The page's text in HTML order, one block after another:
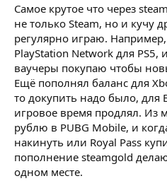
Самое крутое что через
не только Steam, но и кучу
регулярно играю.
PlayStation Network для PS5,
ваучеры покупаю чтобы
Ещё пополнял баланс для
то докупить надо было, для
игровое время продлял. Из
рублю в PUBG Mobile, и
накинуть или Royal Pass
пополнение steamgold
одном месте.